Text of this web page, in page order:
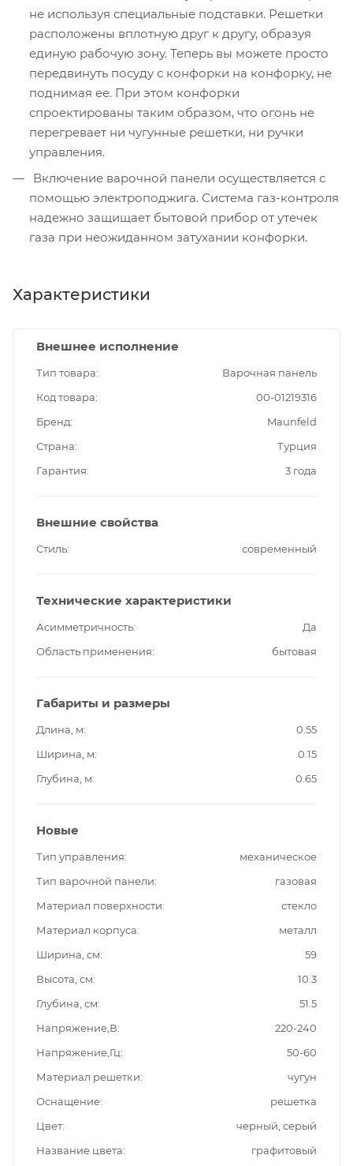
не используя специальные подставки. Решетки
расположены вплотную друг к другу, образуя
единую рабочую зону. Теперь вы можете просто
передвинуть посуду с конфорки на конфорку, не
поднимая ее. При этом конфорки
спроектированы таким образом, что огонь не
перегревает ни чугунные решетки, ни ручки
управления.
Включение варочной панели осуществляется с
помощью электроподжига. Система газ-контроля
надежно защищает бытовой прибор от утечек
газа при неожиданном затухании конфорки.
Характеристики
Внешнее исполнение
Тип товара
Варочная панель
Код товара
00-01219316
Бренд
Maunfeld
Страна
Турция
Гарантия
3 года
Внешние свойства
Стиль современный
Технические характеристики
Асимметричность
Да
Область применения
бытовая
Габариты и размеры
Длина, м
0.55
Ширина, м
0.15
Глубина, м
0.65
Новые
Тип управления
механическое
Тип варочной панели
газовая
Материал поверхности
стекло
Материал корпуса
металл
Ширина, см
59
Высота, см
10.3
Глубина, см
51.5
Напряжение,В
220-240
Напряжение,Гц
50-60
Материал решетки
чугун
Оснащение
решетка
Цвет
черный, серый
Название цвета
графитовый